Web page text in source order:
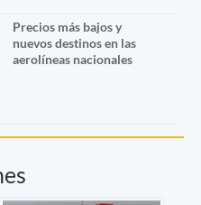
Precios más bajos y
nuevos destinos en las
aerolíneas nacionales